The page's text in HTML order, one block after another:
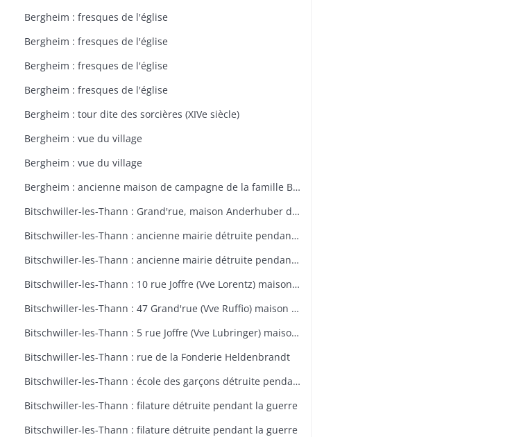
Bergheim : fresques de l'église
Bergheim : fresques de l'église
Bergheim : fresques de l'église
Bergheim : fresques de l'église
Bergheim : tour dite des sorcières (XIVe siècle)
Bergheim : vue du village
Bergheim : vue du village
Bergheim : ancienne maison de campagne de la famille Bourste, actuellement hospice municipal
Bitschwiller-les-Thann : Grand'rue, maison Anderhuber détruite pendant la guerre
Bitschwiller-les-Thann : ancienne mairie détruite pendant la guerre
Bitschwiller-les-Thann : ancienne mairie détruite pendant la guerre
Bitschwiller-les-Thann : 10 rue Joffre (Vve Lorentz) maison détruite pendant la guerre
Bitschwiller-les-Thann : 47 Grand'rue (Vve Ruffio) maison détruite pendant la guerre
Bitschwiller-les-Thann : 5 rue Joffre (Vve Lubringer) maison détruite pendant la guerre
Bitschwiller-les-Thann : rue de la Fonderie Heldenbrandt
Bitschwiller-les-Thann : école des garçons détruite pendant la guerre
Bitschwiller-les-Thann : filature détruite pendant la guerre
Bitschwiller-les-Thann : filature détruite pendant la guerre